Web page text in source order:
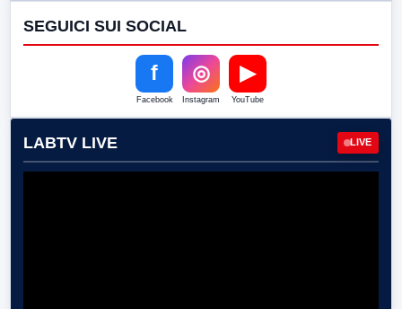
SEGUICI SUI SOCIAL
f
Facebook
◎
Instagram
▶
YouTube
LABTV LIVE LIVE